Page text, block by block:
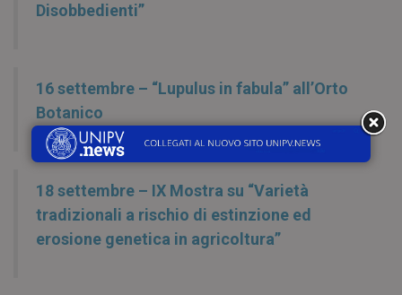
Disobbedienti”
16 settembre – “Lupulus in fabula” all’Orto
Botanico
18 settembre – IX Mostra su “Varietà
tradizionali a rischio di estinzione ed
erosione genetica in agricoltura”